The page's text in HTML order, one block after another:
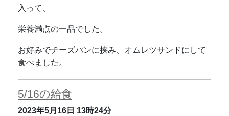
入って、
栄養満点の一品でした。
お好みでチーズパンに挟み、オムレツサンドにして
食べました。
5/16の給食
2023年5月16日 13時24分